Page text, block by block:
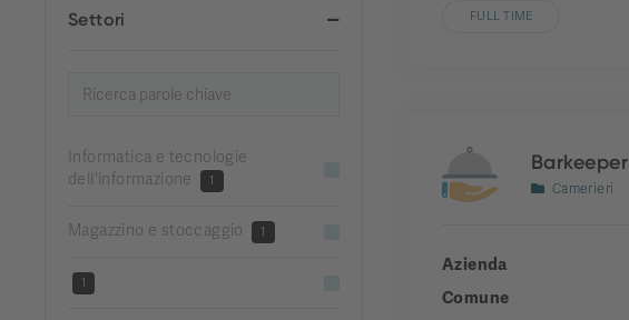
Settori
Informatica e tecnologie
dell'informazione
1
Magazzino e stoccaggio 1
1
FULL TIME
Barkeeper
Camerieri
Azienda
Comune